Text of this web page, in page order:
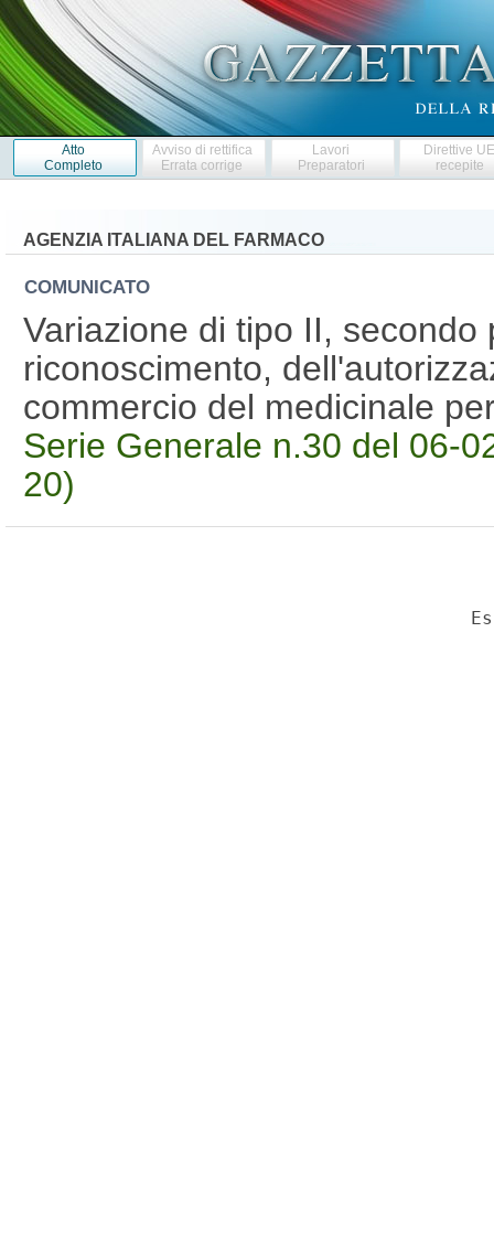
Atto
Completo
Avviso di rettifica
Errata corrige
Lavori
Preparatori
Direttive
recepite
AGENZIA ITALIANA DEL FARMACO
COMUNICATO
Variazione di tipo II, secondo
riconoscimento,
commercio del medicinale
Serie Generale n.30 del 06-
20)